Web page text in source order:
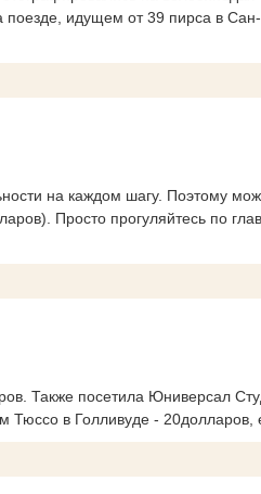
идущем от 39 пирса в
на каждом шагу. Поэтому
Просто прогуляйтесь по
Также посетила Юниверсал
в Голливуде - 20долларов,